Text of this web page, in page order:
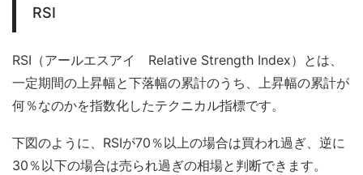
RSI
RSI（アールエスアイ Relative Strength Index）とは、
一定期間の上昇幅と下落幅の累計のうち、上昇幅の累計が
何％なのかを指数化したテクニカル指標です。
下図のように、RSIが70％以上の場合は買われ過ぎ、逆に
30％以下の場合は売られ過ぎの相場と判断できます。